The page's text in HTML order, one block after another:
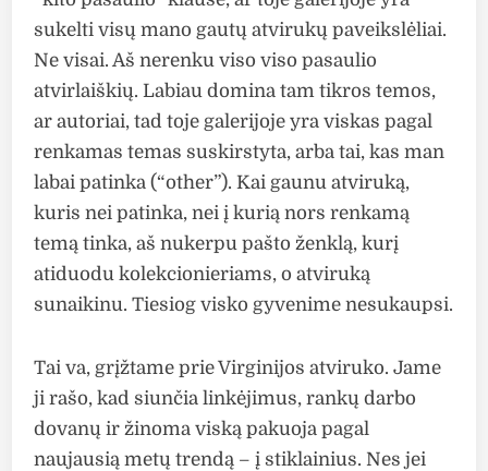
sukelti visų mano gautų atvirukų paveikslėliai.
Ne visai. Aš nerenku viso viso pasaulio
atvirlaiškių. Labiau domina tam tikros temos,
ar autoriai, tad toje galerijoje yra viskas pagal
renkamas temas suskirstyta, arba tai, kas man
labai patinka (“other”). Kai gaunu atviruką,
kuris nei patinka, nei į kurią nors renkamą
temą tinka, aš nukerpu pašto ženklą, kurį
atiduodu kolekcionieriams, o atviruką
sunaikinu. Tiesiog visko gyvenime nesukaupsi.
Tai va, grįžtame prie Virginijos atviruko. Jame
ji rašo, kad siunčia linkėjimus, rankų darbo
dovanų ir žinoma viską pakuoja pagal
naujausią metų trendą – į stiklainius. Nes jei